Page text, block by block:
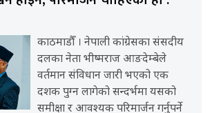
काठमाडौँ । नेपाली कांग्रेसका संसदीय
दलका नेता भीष्मराज आङदेम्बेले
वर्तमान संविधान जारी भएको एक
दशक पुग्न लागेको सन्दर्भमा यसको
समीक्षा र आवश्यक परिमार्जन गर्नुपर्ने